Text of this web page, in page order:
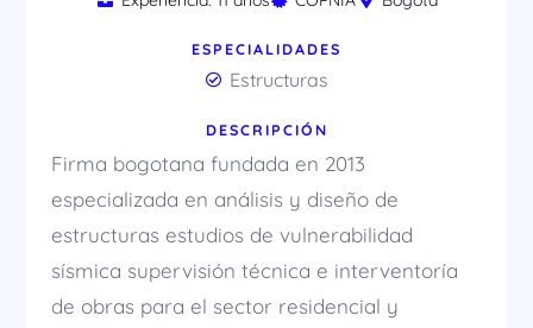
ESPECIALIDADES
Estructuras
DESCRIPCIÓN
Firma bogotana fundada en 2013
especializada en análisis y diseño de
estructuras estudios de vulnerabilidad
sísmica supervisión técnica e interventoría
de obras para el sector residencial y